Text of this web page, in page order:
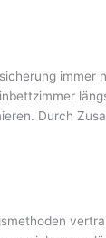
Durch